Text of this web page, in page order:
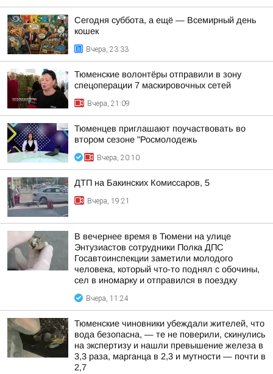
Сегодня суббота, а ещё — Всемирный день
кошек
Вчера, 23:33
Тюменские волонтёры отправили в зону
спецоперации 7 маскировочных сетей
Вчера, 21:09
Тюменцев приглашают поучаствовать во
втором сезоне "Росмолодежь
Вчера, 20:10
ДТП на Бакинских Комиссаров, 5
Вчера, 19:21
В вечернее время в Тюмени на улице
Энтузиастов сотрудники Полка ДПС
Госавтоинспекции заметили молодого
человека, который что-то поднял с обочины,
сел в иномарку и отправился в поездку
Вчера, 11:24
Тюменские чиновники убеждали жителей, что
вода безопасна, — те не поверили, скинулись
на экспертизу и нашли превышение железа в
3,3 раза, марганца в 2,3 и мутности — почти в
2,7